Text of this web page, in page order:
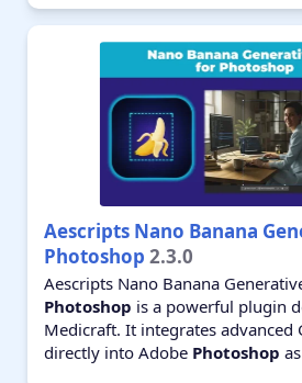
Aescripts Nano Banana
Photoshop 2.3.0
Aescripts Nano Banana
Photoshop is a powerful plugin
Medicraft. It integrates advanced
directly into Adobe Photoshop